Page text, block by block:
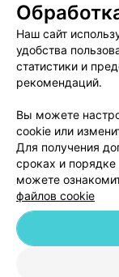
© 2026 ООО «Артокс
Наш сайт
удобства
статистики и
рекомендаций.
Вы можете
cookie или
Для получения
сроках и
можете
файлов cookie